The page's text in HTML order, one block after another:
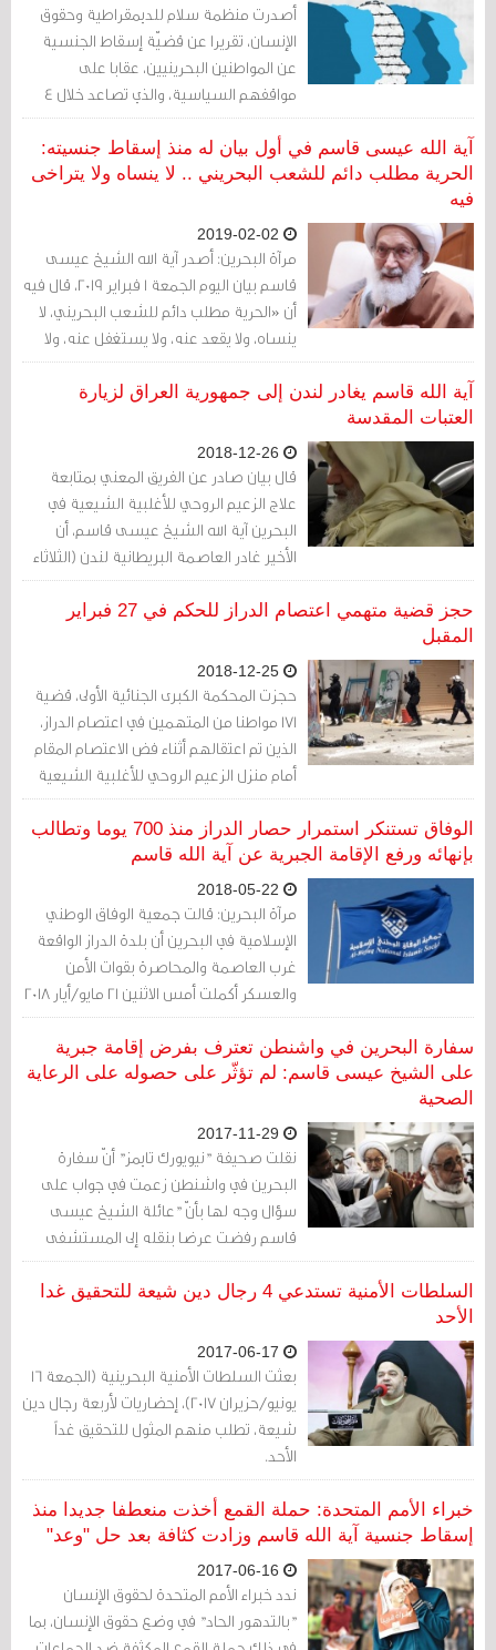
أصدرت منظمة سلام للديمقراطية وحقوق
الإنسان، تقريرا عن قضيّة إسقاط الجنسية
عن المواطنين البحرينيين، عقابا على
مواقفهم السياسية، والذي تصاعد خلال 4
سنوات ليصل عدد المسقطة جنسياتهم إلى
807 بحرينيين.
آية الله عيسى قاسم في أول بيان له منذ إسقاط جنسيته:
الحرية مطلب دائم للشعب البحريني .. لا ينساه ولا يتراخى
فيه
مرآة البحرين: أصدر آية الله الشيخ عيسى
قاسم بيان اليوم الجمعة 1 فبراير 2019، قال فيه
أن «الحرية مطلب دائم للشعب البحريني، لا
ينساه، ولا يقعد عنه، ولا يستغفل عنه، ولا
يتراخى فيه». وجاء بيان آية الله قاسم كأول
بيان يصدر عنه منذ إسقاط جنسيته قبل ثلاثة
آية الله قاسم يغادر لندن إلى جمهورية العراق لزيارة
العتبات المقدسة
قال بيان صادر عن الفريق المعني بمتابعة
علاج الزعيم الروحي للأغلبية الشيعية في
البحرين آية الله الشيخ عيسى قاسم، أن
الأخير غادر العاصمة البريطانية لندن (الثلاثاء
25 ديسمبر/كانون الأول 2018) متجها إلى
جمهورية العراق
حجز قضية متهمي اعتصام الدراز للحكم في 27 فبراير
المقبل
حجزت المحكمة الكبرى الجنائية الأولى، قضية
171 مواطنا من المتهمين في اعتصام الدراز،
الذين تم اعتقالهم أثناء فض الاعتصام المقام
أمام منزل الزعيم الروحي للأغلبية الشيعية
آية الله الشيخ عيسى قاسم للحكم في أواخر
فبراير/شباط المقبل
الوفاق تستنكر استمرار حصار الدراز منذ 700 يوما وتطالب
بإنهائه ورفع الإقامة الجبرية عن آية الله قاسم
مرآة البحرين: قالت جمعية الوفاق الوطني
الإسلامية في البحرين أن بلدة الدراز الواقعة
غرب العاصمة والمحاصرة بقوات الأمن
والعسكر أكملت أمس الاثنين 21 مايو/أيار 2018
700 يوما من الحصار المفروض على المنطقة
والذي بدأ في يوم 21 يونيو/حزيران 2016 ولازال
مستمراً حتى الآن.
سفارة البحرين في واشنطن تعترف بفرض إقامة جبرية
على الشيخ عيسى قاسم: لم تؤثّر على حصوله على الرعاية
الصحية
نقلت صحيفة "نيويورك تايمز" أنّ سفارة
البحرين في واشنطن زعمت في جواب على
سؤال وجه لها بأنّ "عائلة الشيخ عيسى
قاسم رفضت عرضا بنقله إلى المستشفى
عبر سيارة إسعاف".
السلطات الأمنية تستدعي 4 رجال دين شيعة للتحقيق غدا
الأحد
بعثت السلطات الأمنية البحرينية (الجمعة 16
يونيو/حزيران 2017)، إحضاريات لأربعة رجال دين
شيعة، تطلب منهم المثول للتحقيق غداً
الأحد.
خبراء الأمم المتحدة: حملة القمع أخذت منعطفا جديدا منذ
إسقاط جنسية آية الله قاسم وزادت كثافة بعد حل "وعد"
ندد خبراء الأمم المتحدة لحقوق الإنسان
"بالتدهور الحاد" في وضع حقوق الإنسان، بما